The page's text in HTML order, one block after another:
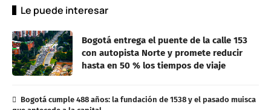
Le puede interesar
Bogotá entrega el puente de la calle 153
con autopista Norte y promete reducir
hasta en 50 % los tiempos de viaje
Bogotá cumple 488 años: la fundación de 1538 y el pasado muisca